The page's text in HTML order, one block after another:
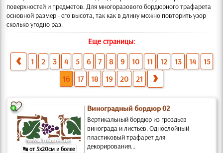
поверхностей и предметов. Для многоразового бордюрного трафарета
основной размер - его высота, так как в длину можно повторить узор
сколько угодно раз.
Еще страницы:
1 2 3 4 5 6 7 8 9 10 11 12 13 14
15
16
17 18 19 20 21
↹ от 5x20см и более
Виноградный бордюр 02
Вертикальный бордюр из гроздьев
винограда и листьев. Однослойный
пластиковый трафарет для
декорирования...